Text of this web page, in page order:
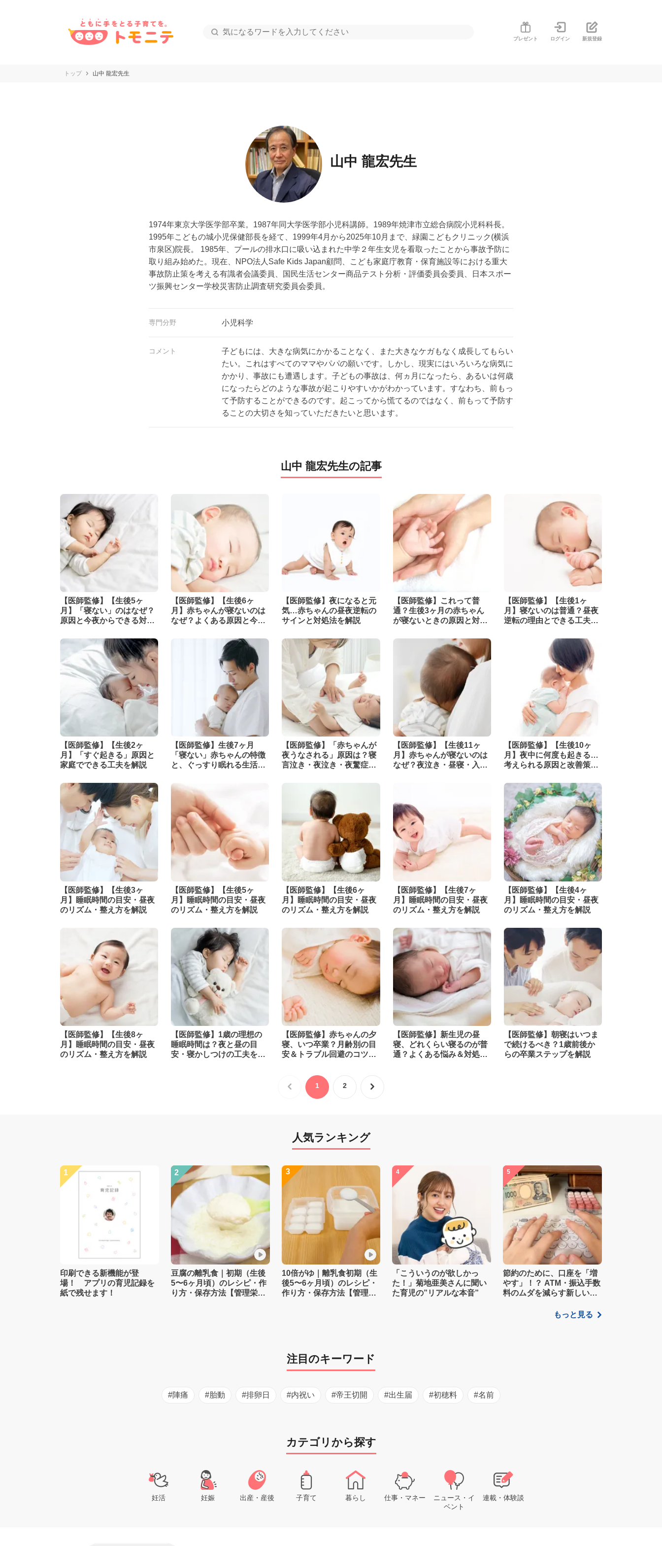
プレゼント ログイン 新規登録
トップ 山中 龍宏先生
山中 龍宏先生
1974年東京大学医学部卒業。1987年同大学医学部小児科講師。1989年焼津市立総合病院小児科科長。
1995年こどもの城小児保健部長を経て、1999年4月から2025年10月まで、緑園こどもクリニック(横浜
市泉区)院長。 1985年、プールの排水口に吸い込まれた中学２年生女児を看取ったことから事故予防に
取り組み始めた。現在、NPO法人Safe Kids Japan顧問、こども家庭庁教育・保育施設等における重大
事故防止策を考える有識者会議委員、国民生活センター商品テスト分析・評価委員会委員、日本スポー
ツ振興センター学校災害防止調査研究委員会委員。
専門分野 小児科学
コメント
子どもには、大きな病気にかかることなく、また大きなケガもなく成長してもらい
たい。これはすべてのママやパパの願いです。しかし、現実にはいろいろな病気に
かかり、事故にも遭遇します。子どもの事故は、何ヵ月になったら、あるいは何歳
になったらどのような事故が起こりやすいかがわかっています。すなわち、前もっ
て予防することができるのです。起こってから慌てるのではなく、前もって予防す
ることの大切さを知っていただきたいと思います。
山中 龍宏先生の記事
【医師監修】【生後5ヶ
月】「寝ない」のはなぜ？
原因と今夜からできる対策
【医師監修】【生後6ヶ
月】赤ちゃんが寝ないのは
なぜ？よくある原因と今日
【医師監修】夜になると元
気…赤ちゃんの昼夜逆転の
サインと対処法を解説
【医師監修】これって普
通？生後3ヶ月の赤ちゃん
が寝ないときの原因と対処
【医師監修】【生後1ヶ
月】寝ないのは普通？昼夜
逆転の理由とできる工夫を
【医師監修】【生後2ヶ
月】「すぐ起きる」原因と
家庭でできる工夫を解説
【医師監修】生後7ヶ月
「寝ない」赤ちゃんの特徴
と、ぐっすり眠れる生活リ
【医師監修】「赤ちゃんが
夜うなされる」原因は？寝
言泣き・夜泣き・夜驚症の
【医師監修】【生後11ヶ
月】赤ちゃんが寝ないのは
なぜ？夜泣き・昼寝・入眠
【医師監修】【生後10ヶ
月】夜中に何度も起きる…
考えられる原因と改善策を
【医師監修】【生後3ヶ
月】睡眠時間の目安・昼夜
のリズム・整え方を解説
【医師監修】【生後5ヶ
月】睡眠時間の目安・昼夜
のリズム・整え方を解説
【医師監修】【生後6ヶ
月】睡眠時間の目安・昼夜
のリズム・整え方を解説
【医師監修】【生後7ヶ
月】睡眠時間の目安・昼夜
のリズム・整え方を解説
【医師監修】【生後4ヶ
月】睡眠時間の目安・昼夜
のリズム・整え方を解説
【医師監修】【生後8ヶ
月】睡眠時間の目安・昼夜
のリズム・整え方を解説
【医師監修】1歳の理想の
睡眠時間は？夜と昼の目
安・寝かしつけの工夫を徹
【医師監修】赤ちゃんの夕
寝、いつ卒業？月齢別の目
安＆トラブル回避のコツを
【医師監修】新生児の昼
寝、どれくらい寝るのが普
通？よくある悩み＆対処法
【医師監修】朝寝はいつま
で続けるべき？1歳前後か
らの卒業ステップを解説
1 2
人気ランキング
1
印刷できる新機能が登
場！ アプリの育児記録を
紙で残せます！
2
豆腐の離乳食｜初期（生後
5〜6ヶ月頃）のレシピ・作
り方・保存方法【管理栄養
3
10倍がゆ｜離乳食初期（生
後5〜6ヶ月頃）のレシピ・
作り方・保存方法【管理栄
4
「こういうのが欲しかっ
た！」菊地亜美さんに聞い
た育児の”リアルな本音”
5
節約のために、口座を「増
やす」！？ ATM・振込手数
料のムダを減らす新しい家
もっと見る
注目のキーワード
#陣痛 #胎動 #排卵日 #内祝い #帝王切開 #出生届 #初穂料 #名前
カテゴリから探す
妊活 妊娠 出産・産後 子育て 暮らし 仕事・マネー
ニュース・イ
ベント
連載・体験談